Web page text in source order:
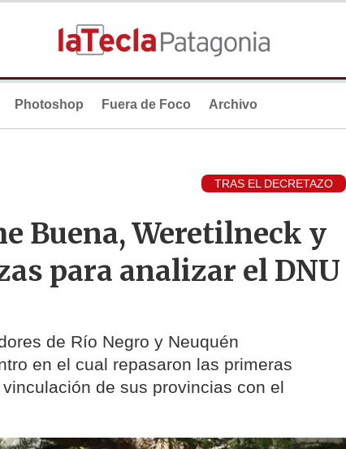
Photoshop Fuera de Foco Archivo
TRAS EL DECRETAZO
Buena, Weretilneck y
para analizar el DNU
de Río Negro y Neuquén
en el cual repasaron las primeras
de sus provincias con el